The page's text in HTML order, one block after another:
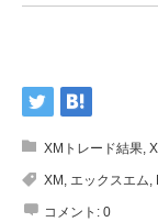
XMトレード結果
XM エックスエム
コメント: 0